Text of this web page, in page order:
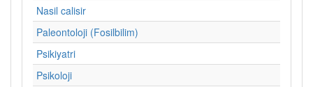
Nasil calisir
Paleontoloji (Fosilbilim)
Psikiyatri
Psikoloji